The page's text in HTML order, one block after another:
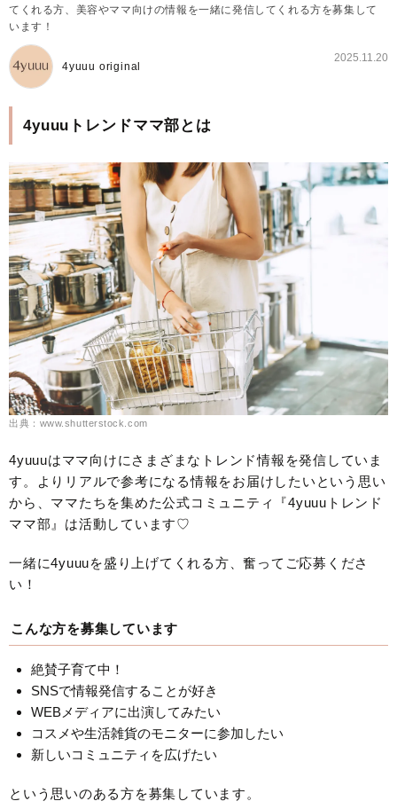
てくれる方、美容やママ向けの情報を一緒に発信してくれる方を募集して
います！
4yuuu original
2025.11.20
4yuuuトレンドママ部とは
出典：www.shutterstock.com
4yuuuはママ向けにさまざまなトレンド情報を発信していま
す。よりリアルで参考になる情報をお届けしたいという思い
から、ママたちを集めた公式コミュニティ『4yuuuトレンド
ママ部』は活動しています♡
一緒に4yuuuを盛り上げてくれる方、奮ってご応募くださ
い！
こんな方を募集しています
絶賛子育て中！
SNSで情報発信することが好き
WEBメディアに出演してみたい
コスメや生活雑貨のモニターに参加したい
新しいコミュニティを広げたい
という思いのある方を募集しています。